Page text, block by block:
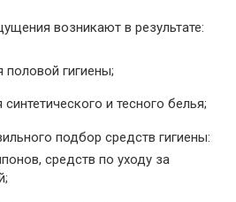
возникают в результате:
гигиены;
и тесного белья;
подбор средств гигиены:
средств по уходу за